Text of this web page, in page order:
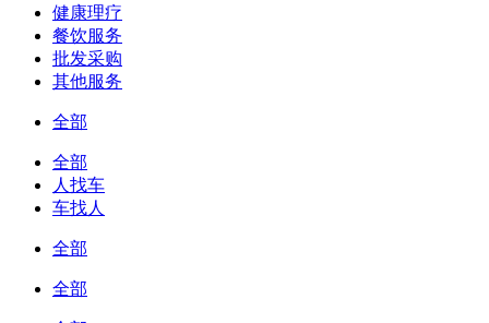
健康理疗
餐饮服务
批发采购
其他服务
全部
全部
人找车
车找人
全部
全部